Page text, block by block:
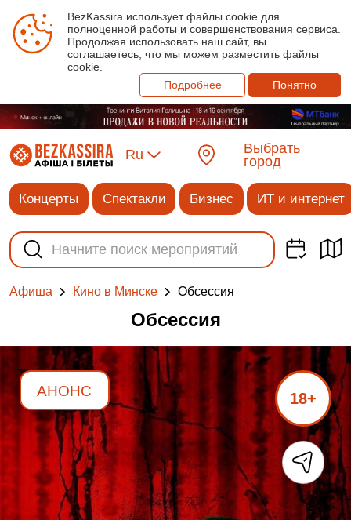
BezKassira использует файлы cookie для
полноценной работы и совершенствования сервиса.
Продолжая использовать наш сайт, вы
соглашаетесь, что мы можем разместить файлы
cookie.
Подробнее
Понятно
Ru
Выбрать
город
Концерты Спектакли Бизнес ИТ и интернет
Афиша Кино в Минске Обсессия
Обсессия
АНОНС 18+